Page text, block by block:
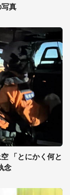
真
「とにかく何と
念